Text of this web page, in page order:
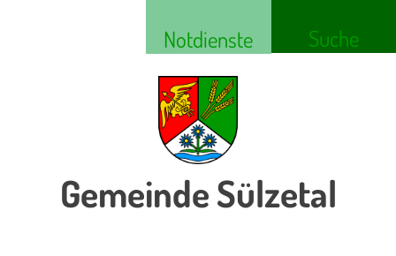
Notdienste Suche
Gemeinde Sülzetal